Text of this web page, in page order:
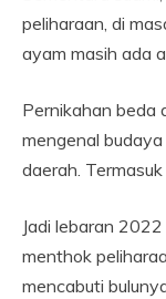
peliharaan, di
ayam masih ada
Pernikahan beda
mengenal
daerah.
Jadi lebaran
menthok
mencabuti